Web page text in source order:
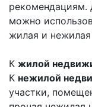
рекомендациям.
можно
жилая и
К жилой
К нежилой
участки,